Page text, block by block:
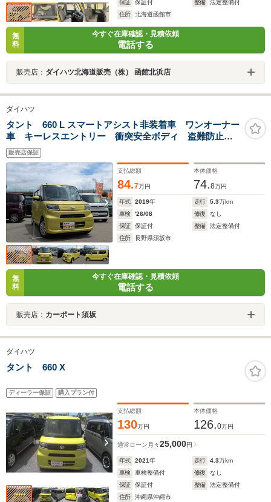
保証 保証付 整備
法定整備付
住所
北海道函館市
無
料
今すぐ在庫確認・見積依頼
電話する
販売店： ダイハツ北海道販売（株） 函館北浜店
ダイハツ
タント 660 L スマートアシスト非装着車 ワンオーナー
車 キーレスエントリー 衝突安全ボディ 盗難防止シ
ステム ナビ ETC マニュアルエアコン
販売店保証
支払総額
84.7万円
本体価格
74.8万円
年式 2019年 走行 5.3万km
車検
'26/08 修復
なし
保証
保証付 整備
法定整備付
住所
長野県須坂市
無
料
今すぐ在庫確認・見積依頼
電話する
販売店： カーポート須坂
ダイハツ
タント 660 X
ディーラー保証 購入プラン付
支払総額
130万円
本体価格
126.0万円
通常ローン 月々25,000円
年式 2021年 走行 4.3万km
車検
車検整備付 修復
なし
保証
保証付 整備
法定整備付
住所
沖縄県沖縄市